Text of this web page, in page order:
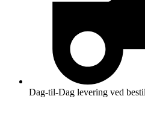
Dag-til-Dag levering ved